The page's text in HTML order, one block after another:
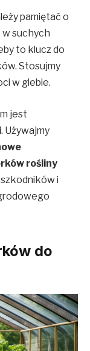
pamiętać o
w suchych
to klucz do
Stosujmy
w glebie.
jest
. Używajmy
rośliny
i
do